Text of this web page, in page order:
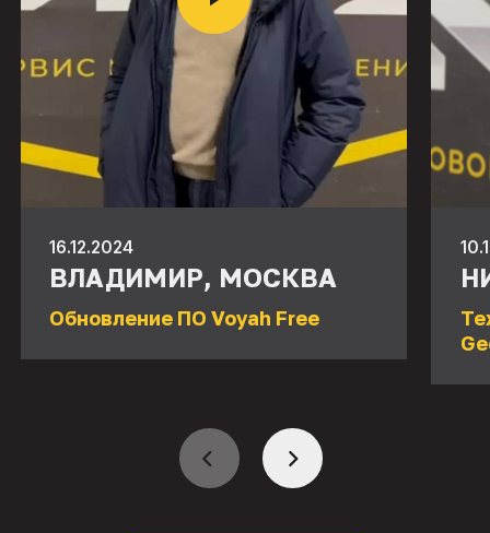
16.12.2024
ВЛАДИМИР, МОСКВА
Обновление ПО Voyah Free